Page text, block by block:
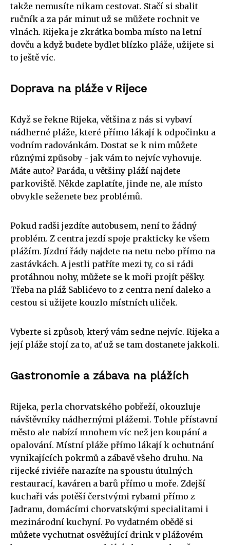
takže nemusíte nikam cestovat. Stačí si sbalit
ručník a za pár minut už se můžete rochnit ve
vlnách. Rijeka je zkrátka bomba místo na letní
dovču a když budete bydlet blízko pláže, užijete si
to ještě víc.
Doprava na pláže v Rijece
Když se řekne Rijeka, většina z nás si vybaví
nádherné pláže, které přímo lákají k odpočinku a
vodním radovánkám. Dostat se k nim můžete
různými způsoby - jak vám to nejvíc vyhovuje.
Máte auto? Paráda, u většiny pláží najdete
parkoviště. Někde zaplatíte, jinde ne, ale místo
obvykle seženete bez problémů.
Pokud radši jezdíte autobusem, není to žádný
problém. Z centra jezdí spoje prakticky ke všem
plážím. Jízdní řády najdete na netu nebo přímo na
zastávkách. A jestli patříte mezi ty, co si rádi
protáhnou nohy, můžete se k moři projít pěšky.
Třeba na pláž Sablićevo to z centra není daleko a
cestou si užijete kouzlo místních uliček.
Vyberte si způsob, který vám sedne nejvíc. Rijeka a
její pláže stojí za to, ať už se tam dostanete jakkoli.
Gastronomie a zábava na plážích
Rijeka, perla chorvatského pobřeží, okouzluje
návštěvníky nádhernými plážemi. Tohle přístavní
město ale nabízí mnohem víc než jen koupání a
opalování. Místní pláže přímo lákají k ochutnání
vynikajících pokrmů a zábavě všeho druhu. Na
rijecké riviéře narazíte na spoustu útulných
restaurací, kaváren a barů přímo u moře. Zdejší
kuchaři vás potěší čerstvými rybami přímo z
Jadranu, domácími chorvatskými specialitami i
mezinárodní kuchyní. Po vydatném obědě si
můžete vychutnat osvěžující drink v plážovém